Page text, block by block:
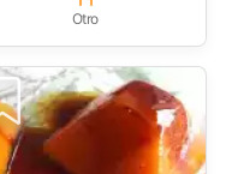
Otro